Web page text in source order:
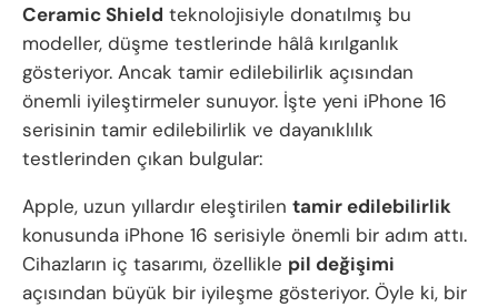
Ceramic Shield teknolojisiyle donatılmış bu
modeller, düşme testlerinde hâlâ kırılganlık
gösteriyor. Ancak tamir edilebilirlik açısından
önemli iyileştirmeler sunuyor. İşte yeni iPhone 16
serisinin tamir edilebilirlik ve dayanıklılık
testlerinden çıkan bulgular:
Apple, uzun yıllardır eleştirilen tamir edilebilirlik
konusunda iPhone 16 serisiyle önemli bir adım attı.
Cihazların iç tasarımı, özellikle pil değişimi
açısından büyük bir iyileşme gösteriyor. Öyle ki, bir